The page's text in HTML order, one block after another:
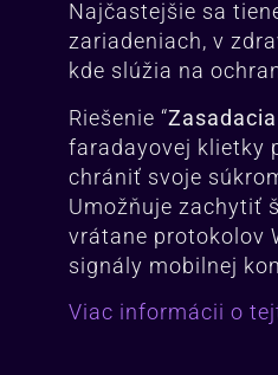
Najčastejšie sa
zariadeniach, v
kde slúžia na
Riešenie “
faradayovej klietky
chrániť svoje
Umožňuje zachytiť
vrátane protokolov
signály mobilnej
Viac informácii o